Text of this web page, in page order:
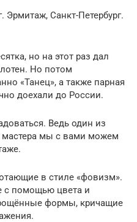
Санкт-Петербург.
но на этот раз дал
Но потом
«Танец», а также парная
доехали до России.
Ведь один из
мы с вами можем
в стиле «фовизм».
с помощью цвета и
формы, кричащие